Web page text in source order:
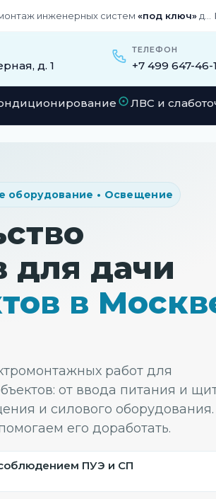
инженерных систем «под ключ»для бизнеса и частных домов
д. 1
ТЕЛЕФОН
+7 499 647-46-
ЛВС и
оборудование • Освещение
для дачи
в
работ для
от ввода питания и
и силового оборудования.
его доработать.
ПУЭ и СП